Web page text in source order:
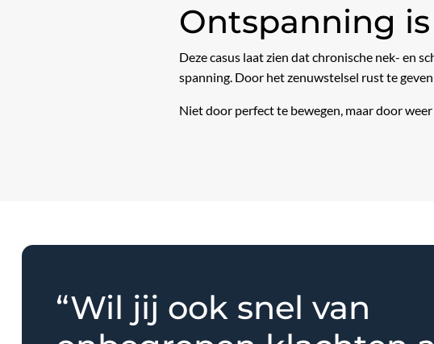
Ontspanning
Deze casus laat zien dat chronische nek- en
spanning. Door het zenuwstelsel rust te
Niet door perfect te bewegen, maar door
“Wil jij ook snel van